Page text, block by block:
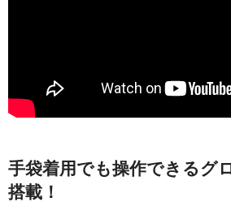
手袋着用でも操作できるグ
搭載！